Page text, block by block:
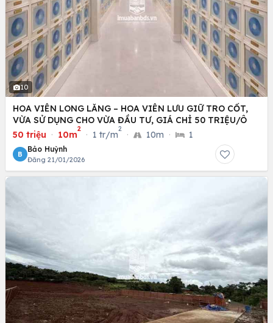
10
HOA VIÊN LONG LĂNG – HOA VIÊN LƯU GIỮ TRO CỐT,
VỪA SỬ DỤNG CHO VỪA ĐẦU TƯ, GIÁ CHỈ 50 TRIỆU/Ô
50 triệu · 10m
2
· 1 tr/m
2
· 10m · 1
B
Bảo Huỳnh
Đăng 21/01/2026